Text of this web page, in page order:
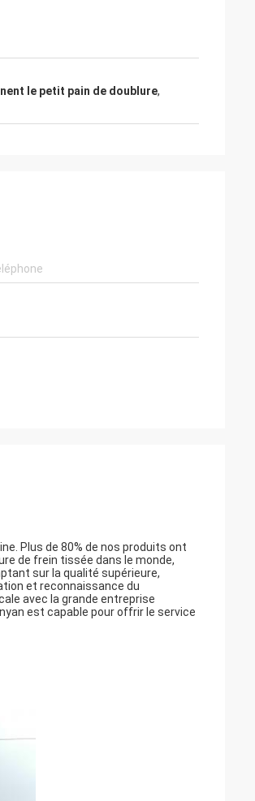
le petit pain de doublure,
Plus de 80% de nos produits ont
de frein tissée dans le monde,
sur la qualité supérieure,
et reconnaissance du
avec la grande entreprise
est capable pour offrir le service